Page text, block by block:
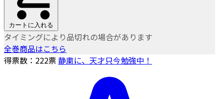
カートに入れる
タイミングにより品切れの場合があります
全巻商品はこちら
得票数： 222票静粛に、天才只今勉強中！